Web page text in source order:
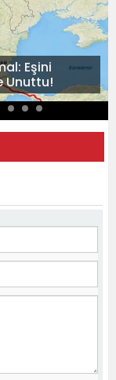
Eşini
Unuttu!